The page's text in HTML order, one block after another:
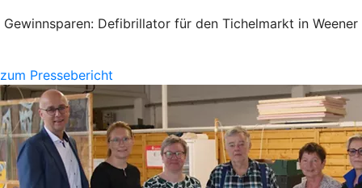
Gewinnsparen: Defibrillator für den Tichelmarkt in Weener
zum Pressebericht